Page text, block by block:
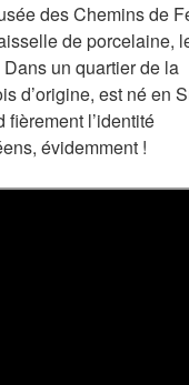
des Chemins de
de porcelaine,
un quartier de la
d’origine, est né en
l’identité
évidemment !